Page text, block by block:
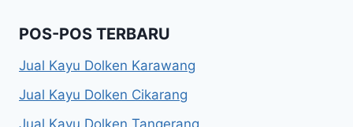
POS-POS TERBARU
Jual Kayu Dolken Karawang
Jual Kayu Dolken Cikarang
Jual Kayu Dolken Tangerang